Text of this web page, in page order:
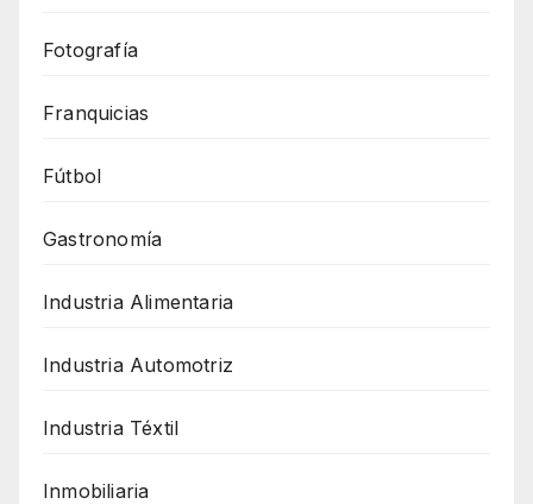
Fotografía
Franquicias
Fútbol
Gastronomía
Industria Alimentaria
Industria Automotriz
Industria Téxtil
Inmobiliaria